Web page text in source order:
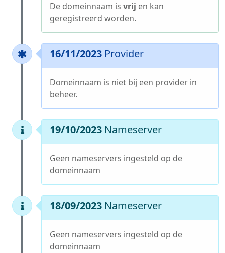
De domeinnaam is vrij en kan
geregistreerd worden.
16/11/2023 Provider
Domeinnaam is niet bij een provider in
beheer.
19/10/2023 Nameserver
Geen nameservers ingesteld op de
domeinnaam
18/09/2023 Nameserver
Geen nameservers ingesteld op de
domeinnaam